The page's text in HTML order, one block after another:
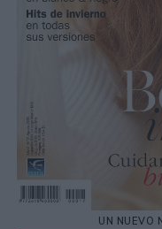
UN NUEVO